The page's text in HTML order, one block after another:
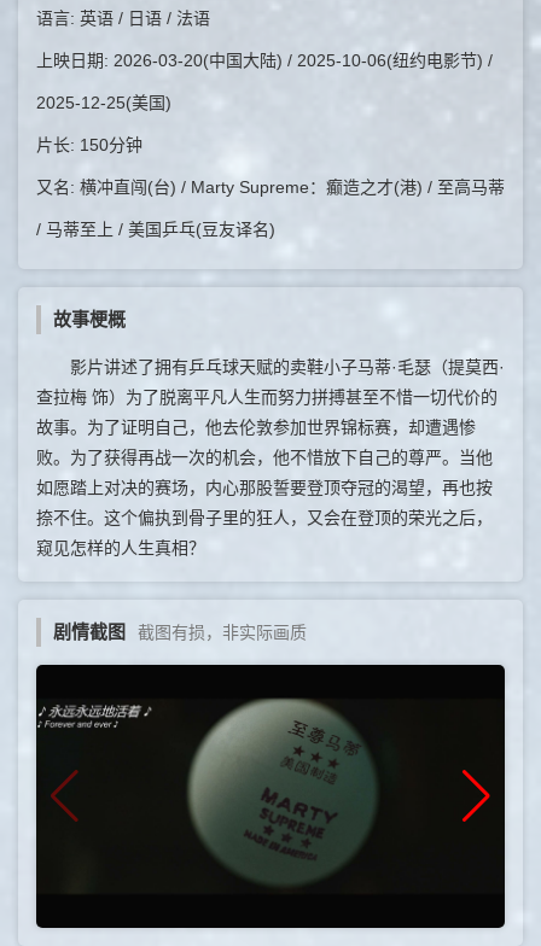
语言: 英语 / 日语 / 法语
上映日期: 2026-03-20(中国大陆) / 2025-10-06(纽约电影节) /
2025-12-25(美国)
片长: 150分钟
又名: 横冲直闯(台) / Marty Supreme：癫造之才(港) / 至高马蒂
/ 马蒂至上 / 美国乒乓(豆友译名)
故事梗概
影片讲述了拥有乒乓球天赋的卖鞋小子马蒂·毛瑟（提莫西·
查拉梅 饰）为了脱离平凡人生而努力拼搏甚至不惜一切代价的
故事。为了证明自己，他去伦敦参加世界锦标赛，却遭遇惨
败。为了获得再战一次的机会，他不惜放下自己的尊严。当他
如愿踏上对决的赛场，内心那股誓要登顶夺冠的渴望，再也按
捺不住。这个偏执到骨子里的狂人，又会在登顶的荣光之后，
窥见怎样的人生真相？
剧情截图 截图有损，非实际画质